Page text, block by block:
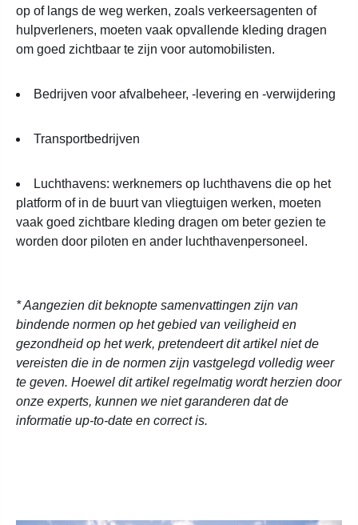
op of langs de weg werken, zoals verkeersagenten of
hulpverleners, moeten vaak opvallende kleding dragen
om goed zichtbaar te zijn voor automobilisten.
Bedrijven voor afvalbeheer, -levering en -verwijdering
Transportbedrijven
Luchthavens: werknemers op luchthavens die op het
platform of in de buurt van vliegtuigen werken, moeten
vaak goed zichtbare kleding dragen om beter gezien te
worden door piloten en ander luchthavenpersoneel.
* Aangezien dit beknopte samenvattingen zijn van
bindende normen op het gebied van veiligheid en
gezondheid op het werk, pretendeert dit artikel niet de
vereisten die in de normen zijn vastgelegd volledig weer
te geven. Hoewel dit artikel regelmatig wordt herzien door
onze experts, kunnen we niet garanderen dat de
informatie up-to-date en correct is.